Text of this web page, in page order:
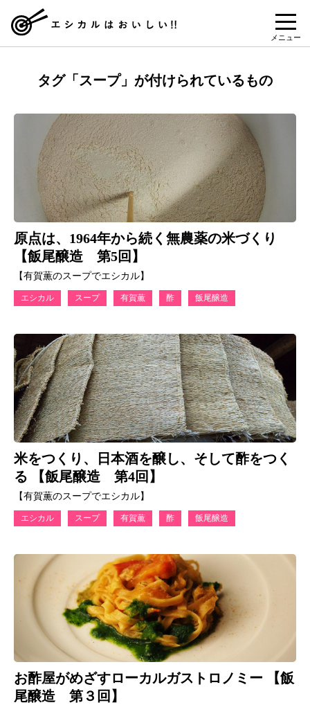
メニュー
タグ「スープ」が付けられているもの
原点は、1964年から続く無農薬の米づくり
【飯尾醸造 第5回】
【有賀薫のスープでエシカル】
エシカル スープ 有賀薫 酢 飯尾醸造
米をつくり、日本酒を醸し、そして酢をつく
る 【飯尾醸造 第4回】
【有賀薫のスープでエシカル】
エシカル スープ 有賀薫 酢 飯尾醸造
お酢屋がめざすローカルガストロノミー 【飯
尾醸造 第３回】